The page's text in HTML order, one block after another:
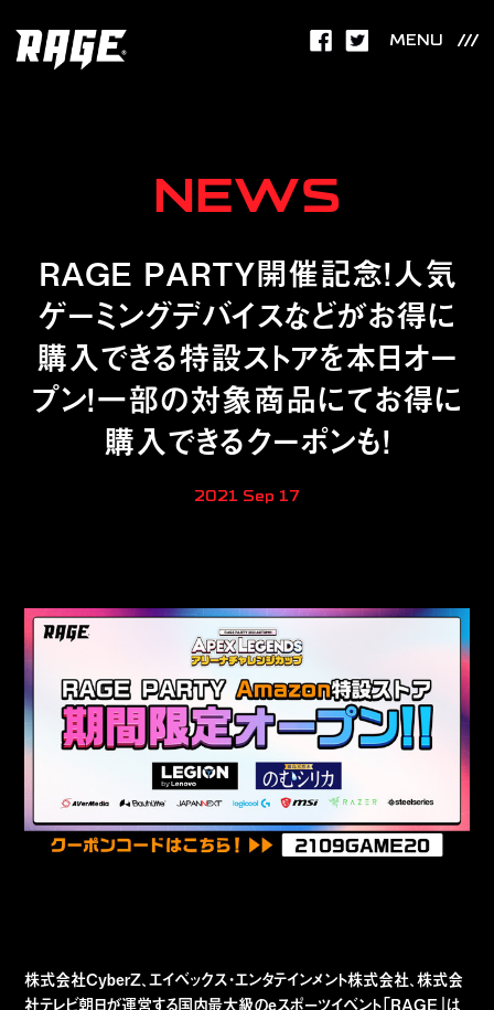
MENU
NEWS
RAGE PARTY開催記念！人気
ゲーミングデバイスなどがお得に
購入できる特設ストアを本日オー
プン！一部の対象商品にてお得に
購入できるクーポンも！
2021 Sep 17
株式会社CyberZ、エイベックス・エンタテインメント株式会社、株式会
社テレビ朝日が運営する国内最大級のeスポーツイベント「RAGE」は